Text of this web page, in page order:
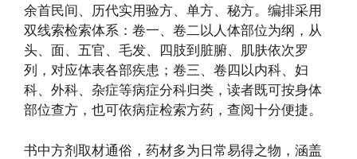
余首民间、历代实用验方、单方、秘方。编排采用
双线索检索体系：卷一、卷二以人体部位为纲，从
头、面、五官、毛发、四肢到脏腑、肌肤依次罗
列，对应体表各部疾患；卷三、卷四以内科、妇
科、外科、杂症等病症分科归类，读者既可按身体
部位查方，也可依病症检索方药，查阅十分便捷。
书中方剂取材通俗，药材多为日常易得之物，涵盖